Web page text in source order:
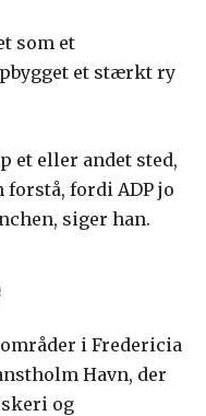
som et
et stærkt ry
et eller andet sted,
forstå, fordi ADP jo
siger han.
i Fredericia
Havn, der
og